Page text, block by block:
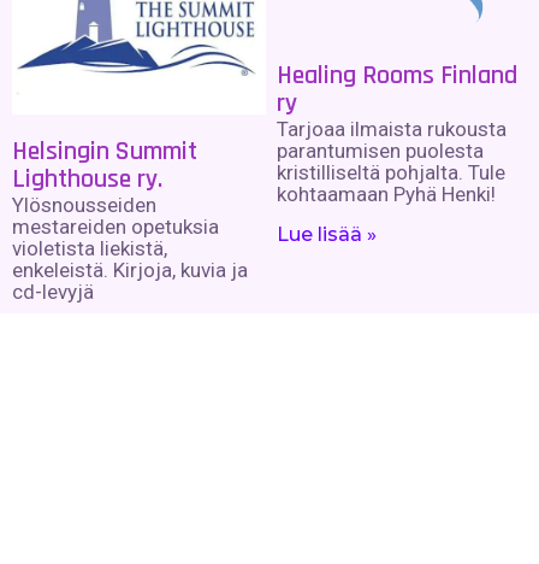
Helsingin Summit
Lighthouse ry.
Ylösnousseiden
mestareiden opetuksia
violetista liekistä,
enkeleistä. Kirjoja, kuvia ja
cd-levyjä
Healing Rooms Finland
ry
Tarjoaa ilmaista rukousta
parantumisen puolesta
kristilliseltä pohjalta. Tule
kohtaamaan Pyhä Henki!
Lue lisää »